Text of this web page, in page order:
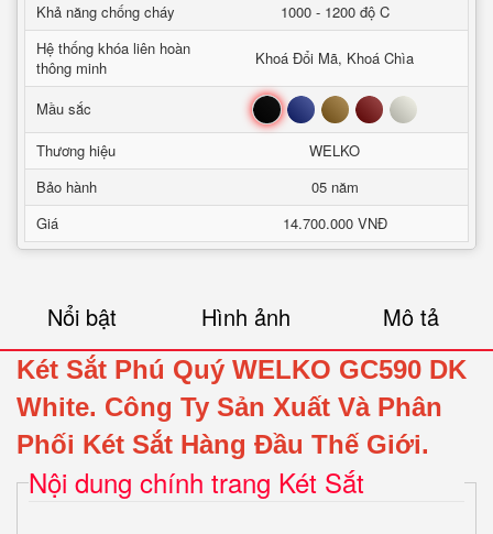
Khả năng chống cháy
1000 - 1200 độ C
Hệ thống khóa liên hoàn
thông minh
Khoá Đổi Mã, Khoá Chìa
Mầu sắc Đen Xanh Nâu Đỏ Trắng
Thương hiệu
WELKO
Bảo hành
05 năm
Giá
14.700.000 VNĐ
Nổi bật Hình ảnh Mô tả
Két Sắt Phú Quý WELKO GC590 DK
White. Công Ty Sản Xuất Và Phân
Phối Két Sắt Hàng Đầu Thế Giới.
Nội dung chính trang Két Sắt